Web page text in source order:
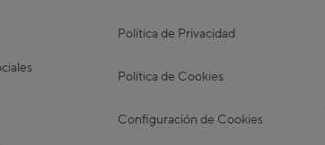
Política de Privacidad
Política de Cookies
Configuración de Cookies